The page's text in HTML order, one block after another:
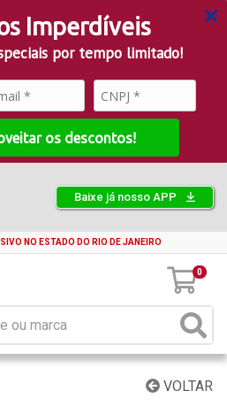
Imperdíveis
por tempo limitado!
os descontos!
Baixe já nosso APP
NO ESTADO DO RIO DE JANEIRO
0
VOLTAR